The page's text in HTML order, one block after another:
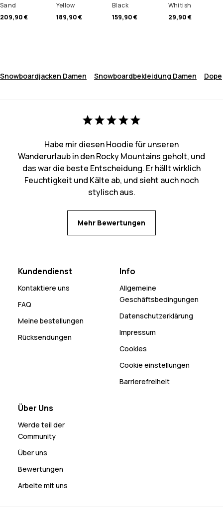
Sand
209,90 €
Yellow
189,90 €
Black
159,90 €
Whitish
29,90 €
Snowboardjacken Damen Snowboardbekleidung Damen Dope
Habe mir diesen Hoodie für unseren
Wanderurlaub in den Rocky Mountains geholt, und
das war die beste Entscheidung. Er hällt wirklich
Feuchtigkeit und Kälte ab, und sieht auch noch
stylisch aus.
Mehr Bewertungen
Kundendienst
Kontaktiere uns
FAQ
Meine bestellungen
Rücksendungen
Info
Allgemeine
Geschäftsbedingungen
Datenschutzerklärung
Impressum
Cookies
Cookie einstellungen
Barrierefreiheit
Über Uns
Werde teil der
Community
Über uns
Bewertungen
Arbeite mit uns